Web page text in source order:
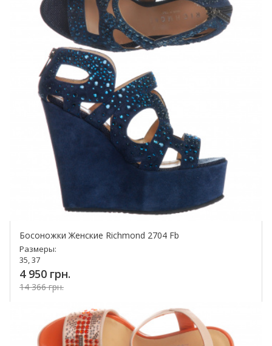
Босоножки Женские Richmond 2704 Fb
Размеры:
35, 37
4 950 грн.
14 366 грн.
Купить!